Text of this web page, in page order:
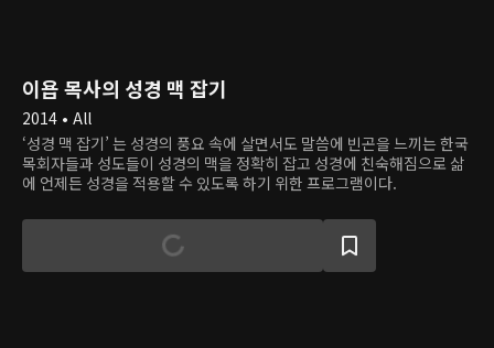
이욥 목사의 성경 맥 잡기
2014 • All
‘성경 맥 잡기’ 는 성경의 풍요 속에 살면서도 말씀에 빈곤을 느끼는 한국
목회자들과 성도들이 성경의 맥을 정확히 잡고 성경에 친숙해짐으로 삶
에 언제든 성경을 적용할 수 있도록 하기 위한 프로그램이다.